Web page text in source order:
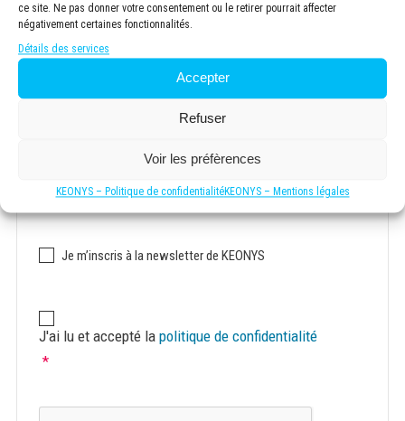
ce site. Ne pas donner votre consentement ou le retirer pourrait affecter
négativement certaines fonctionnalités.
Détails des services
Accepter
Refuser
Voir les préfèrences
KEONYS – Politique de confidentialitéKEONYS – Mentions légales
Pays *
avecJe m’inscris à la newsletter de KEONYS
RGPD
J'ai lu et accepté la politique de confidentialité
*